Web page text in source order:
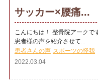
サッカー×腰痛...
こんにちは！ 整骨院アーク
患者様の声を紹介させて...
患者さんの声 スポーツの怪我
2022.03.04